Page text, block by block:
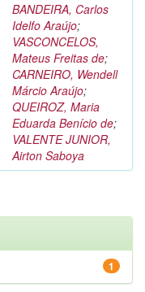
BANDEIRA, Carlos
Idelfo Araújo;
VASCONCELOS,
Mateus Freitas de;
CARNEIRO, Wendell
Márcio Araújo;
QUEIROZ, Maria
Eduarda Benício de;
VALENTE JUNIOR,
Airton Saboya
1